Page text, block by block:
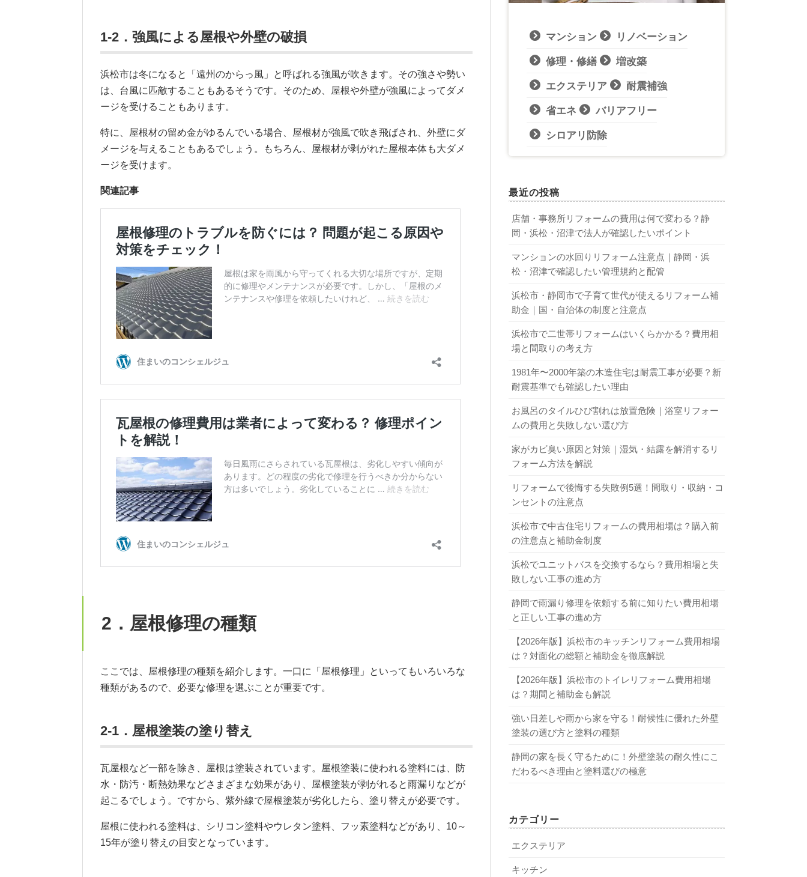
1-2．強風による屋根や外壁の破損
浜松市は冬になると「遠州のからっ風」と呼ばれる強風が吹きます。その強さや勢い
は、台風に匹敵することもあるそうです。そのため、屋根や外壁が強風によってダメ
ージを受けることもあります。
特に、屋根材の留め金がゆるんでいる場合、屋根材が強風で吹き飛ばされ、外壁にダ
メージを与えることもあるでしょう。もちろん、屋根材が剥がれた屋根本体も大ダメ
ージを受けます。
関連記事
2．屋根修理の種類
ここでは、屋根修理の種類を紹介します。一口に「屋根修理」といってもいろいろな
種類があるので、必要な修理を選ぶことが重要です。
2-1．屋根塗装の塗り替え
瓦屋根など一部を除き、屋根は塗装されています。屋根塗装に使われる塗料には、防
水・防汚・断熱効果などさまざまな効果があり、屋根塗装が剥がれると雨漏りなどが
起こるでしょう。ですから、紫外線で屋根塗装が劣化したら、塗り替えが必要です。
屋根に使われる塗料は、シリコン塗料やウレタン塗料、フッ素塗料などがあり、10～
15年が塗り替えの目安となっています。
マンション リノベーション
修理・修繕 増改築
エクステリア 耐震補強
省エネ バリアフリー
シロアリ防除
最近の投稿
店舗・事務所リフォームの費用は何で変わる？静
岡・浜松・沼津で法人が確認したいポイント
マンションの水回りリフォーム注意点｜静岡・浜
松・沼津で確認したい管理規約と配管
浜松市・静岡市で子育て世代が使えるリフォーム補
助金｜国・自治体の制度と注意点
浜松市で二世帯リフォームはいくらかかる？費用相
場と間取りの考え方
1981年〜2000年築の木造住宅は耐震工事が必要？新
耐震基準でも確認したい理由
お風呂のタイルひび割れは放置危険｜浴室リフォー
ムの費用と失敗しない選び方
家がカビ臭い原因と対策｜湿気・結露を解消するリ
フォーム方法を解説
リフォームで後悔する失敗例5選！間取り・収納・コ
ンセントの注意点
浜松市で中古住宅リフォームの費用相場は？購入前
の注意点と補助金制度
浜松でユニットバスを交換するなら？費用相場と失
敗しない工事の進め方
静岡で雨漏り修理を依頼する前に知りたい費用相場
と正しい工事の進め方
【2026年版】浜松市のキッチンリフォーム費用相場
は？対面化の総額と補助金を徹底解説
【2026年版】浜松市のトイレリフォーム費用相場
は？期間と補助金も解説
強い日差しや雨から家を守る！耐候性に優れた外壁
塗装の選び方と塗料の種類
静岡の家を長く守るために！外壁塗装の耐久性にこ
だわるべき理由と塗料選びの極意
カテゴリー
エクステリア
キッチン